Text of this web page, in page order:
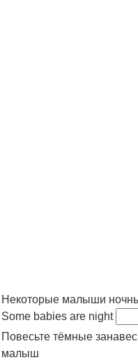
Некоторые малыши
Some babies are night
Повесьте тёмные
малыш